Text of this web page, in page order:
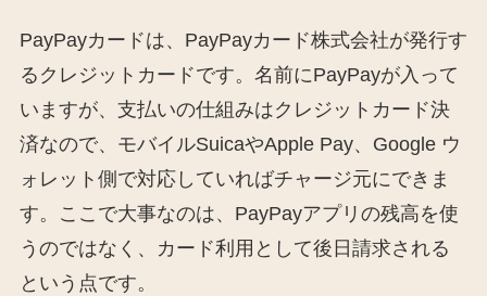
PayPayカードは、PayPayカード株式会社が発行す
るクレジットカードです。名前にPayPayが入って
いますが、支払いの仕組みはクレジットカード決
済なので、モバイルSuicaやApple Pay、Google ウ
ォレット側で対応していればチャージ元にできま
す。ここで大事なのは、PayPayアプリの残高を使
うのではなく、カード利用として後日請求される
という点です。